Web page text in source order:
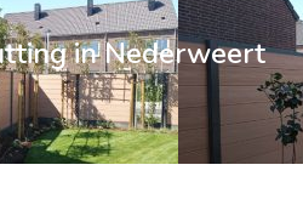
in Nederweert